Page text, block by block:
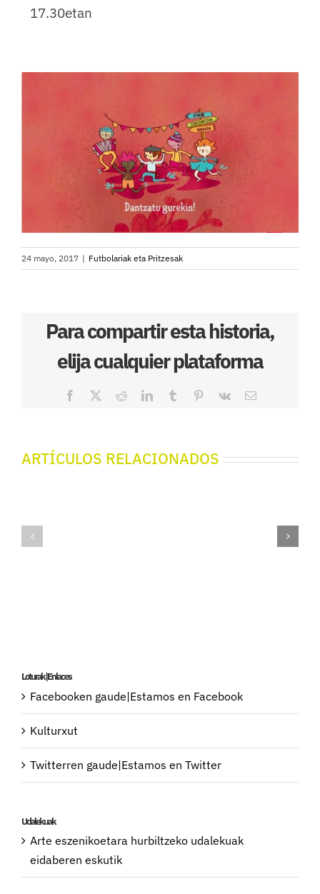
17.30etan
24 mayo, 2017 | Futbolariak eta Pritzesak
Para compartir esta historia,
elija cualquier plataforma
Facebook RedditLinkedInTumblr Pinterest
Vk
Correo
ARTÍCULOS RELACIONADOS
Loturak|Enlaces
Facebooken gaude|Estamos en Facebook
Kulturxut
Twitterren gaude|Estamos en Twitter
Udalekuak
Arte eszenikoetara hurbiltzeko udalekuak
eidaberen eskutik